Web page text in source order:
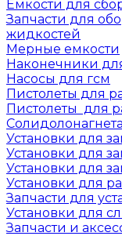
Емкости для
Запчасти для
жидкостей
Мерные емкости
Наконечники
Насосы для гсм
Пистолеты для
Пистолеты для
Установки для
Установки для
Установки для
Установки для
Запчасти для
Установки для
Запчасти и